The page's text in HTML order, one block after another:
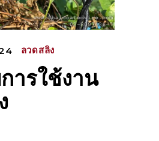
ลวดสลิง
ารใช้งาน